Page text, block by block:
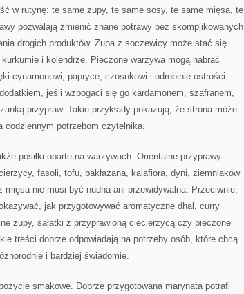
w rutynę: te same zupy, te same sosy, te same mięsa, te
pozwalają zmienić znane potrawy bez skomplikowanych
drogich produktów. Zupa z soczewicy może stać się
i kolendrze. Pieczone warzywa mogą nabrać
cynamonowi, papryce, czosnkowi i odrobinie ostrości.
jeśli wzbogaci się go kardamonem, szafranem,
przypraw. Takie przykłady pokazują, że strona może
potrzebom czytelnika.
posiłki oparte na warzywach. Orientalne przyprawy
fasoli, tofu, bakłażana, kalafiora, dyni, ziemniaków
nie musi być nudna ani przewidywalna. Przeciwnie,
jak przygotowywać aromatyczne dhal, curry
zupy, sałatki z przyprawioną ciecierzycą czy pieczone
treści dobrze odpowiadają na potrzeby osób, które chcą
i bardziej świadomie.
smakowe. Dobrze przygotowana marynata potrafi